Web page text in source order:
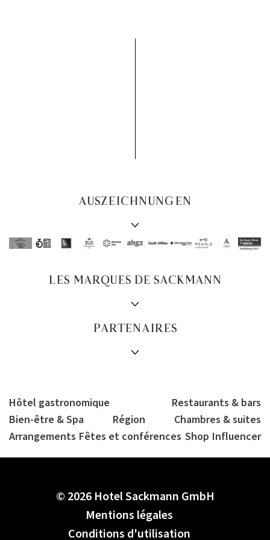
AUSZEICHNUNGEN
LES MARQUES DE SACKMANN
PARTENAIRES
Hôtel gastronomique
Restaurants & bars
Bien-être & Spa
Région
Chambres & suites
Arrangements Fêtes et conférences Shop Influencer
© 2026 Hotel Sackmann GmbH
Mentions légales
Conditions d'utilisation